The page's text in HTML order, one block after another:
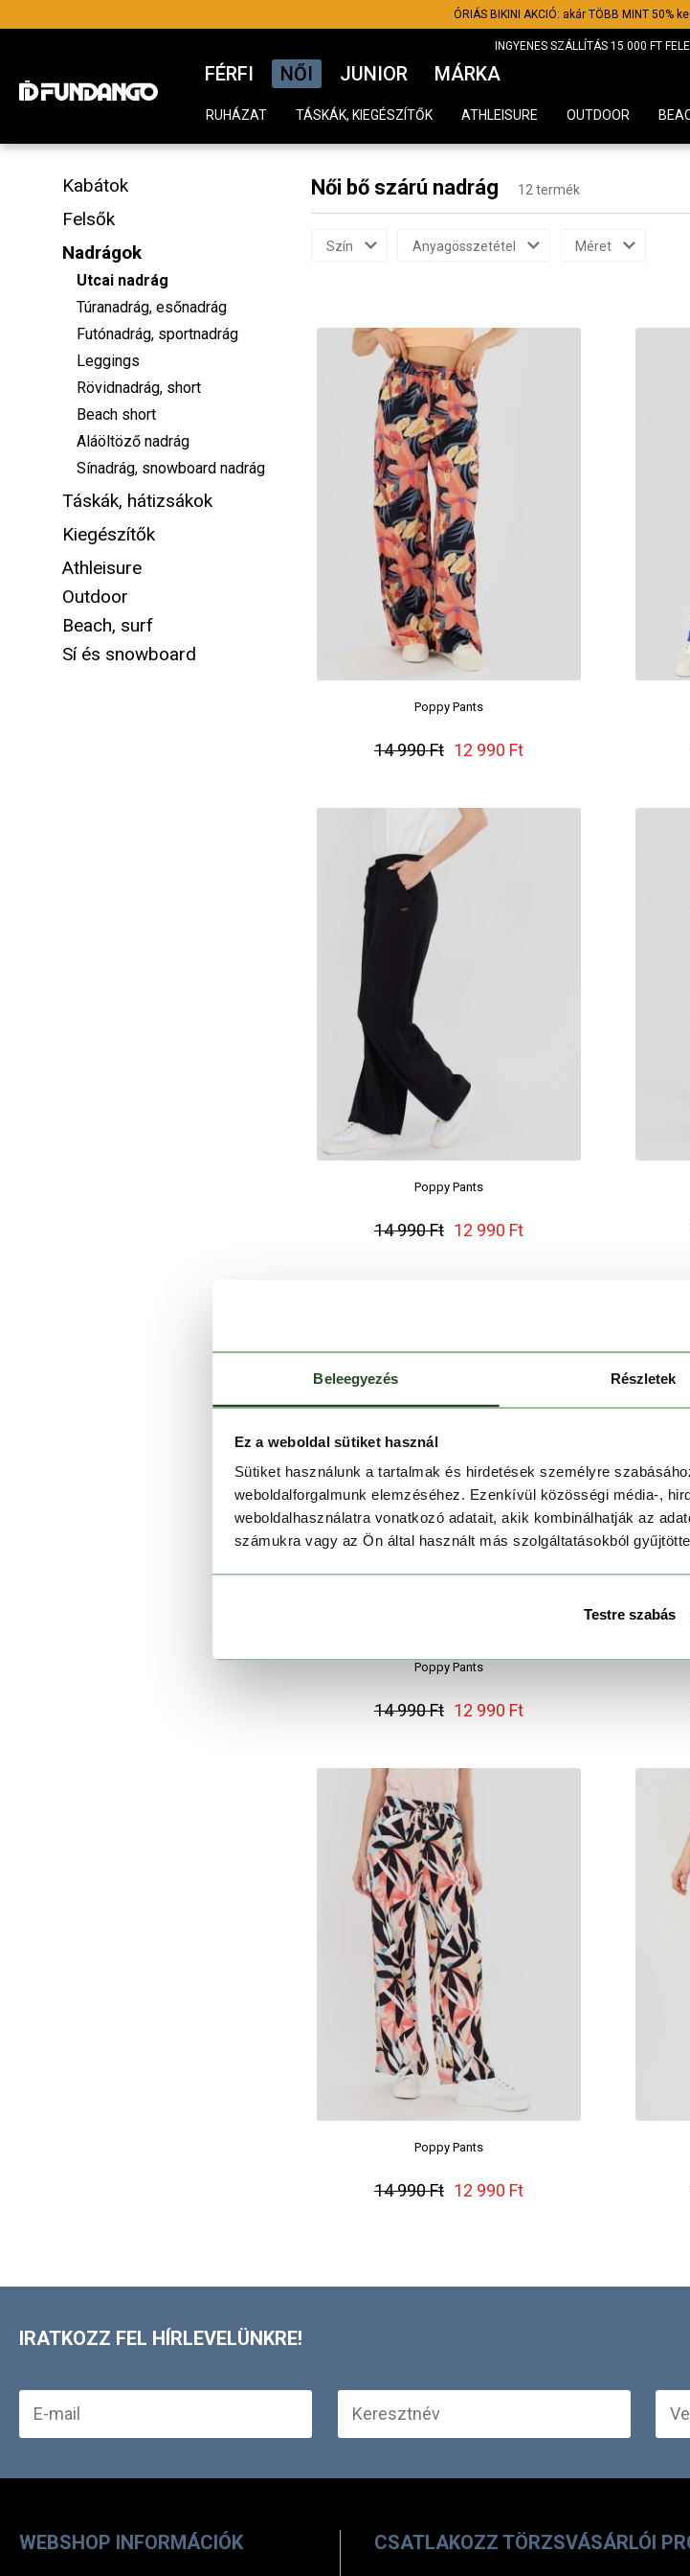
Beleegyezés Részletek
Ez a weboldal sütiket használ
Sütiket használunk a tartalmak és hirdetések személyre
weboldalforgalmunk elemzéséhez. Ezenkívül közösségi média-,
weboldalhasználatra vonatkozó adatait, akik kombinálhatják az
számukra vagy az Ön által használt más szolgáltatásokból
Testre szabás
ÓRIÁS BIKINI AKCIÓ: akár TÖBB MINT 50%
INGYENES SZÁLLÍTÁS 15 000 FT
FÉRFI NŐI JUNIOR MÁRKA
RUHÁZAT TÁSKÁK, KIEGÉSZÍTŐK ATHLEISURE OUTDOOR
Kabátok
Felsők
Nadrágok
Utcai nadrág
Túranadrág, esőnadrág
Futónadrág, sportnadrág
Leggings
Rövidnadrág, short
Beach short
Aláöltöző nadrág
Sínadrág, snowboard nadrág
Táskák, hátizsákok
Kiegészítők
Athleisure
Outdoor
Beach, surf
Sí és snowboard
Női bő szárú nadrág 12 termék
Szín Anyagösszetétel Méret
Poppy Pants
14 990 Ft 12 990 Ft
Poppy Pants
14 990 Ft 12 990 Ft
Poppy Pants
14 990 Ft 12 990 Ft
Poppy Pants
14 990 Ft 12 990 Ft
IRATKOZZ FEL HÍRLEVELÜNKRE!
WEBSHOP INFORMÁCIÓK CSATLAKOZZ TÖRZSVÁSÁRLÓI